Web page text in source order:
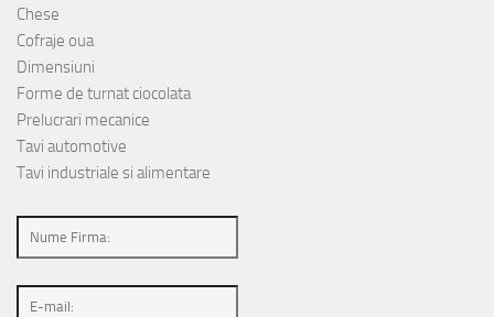
Chese
Cofraje oua
Dimensiuni
Forme de turnat ciocolata
Prelucrari mecanice
Tavi automotive
Tavi industriale si alimentare